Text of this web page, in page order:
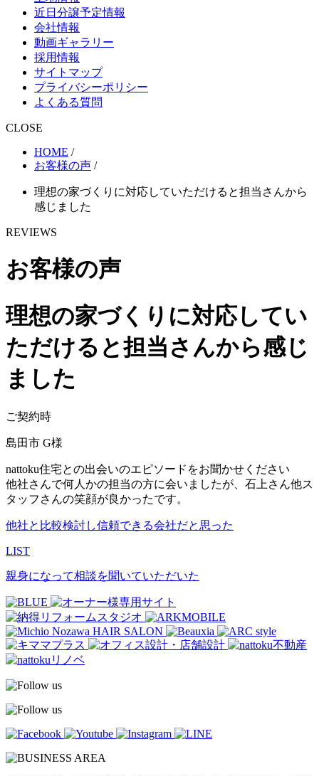
近日分譲予定情報
会社情報
動画ギャラリー
採用情報
サイトマップ
プライバシーポリシー
よくある質問
CLOSE
HOME /
お客様の声 /
理想の家づくりに対応していただけると担当さんから
感じました
REVIEWS
お客様の声
理想の家づくりに対応してい
ただけると担当さんから感じ
ました
ご契約時
島田市 G様
nattoku住宅との出会いのエピソードをお聞かせください
他社さんで何⼈かの担当の⽅に会いましたが、⽯上さん他ス
タッフさんの笑顔が良かったです。
他社と⽐較検討し信頼できる会社だと思った
LIST
親⾝になって相談を聞いていただいた